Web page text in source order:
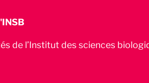
de l’Institut des sciences